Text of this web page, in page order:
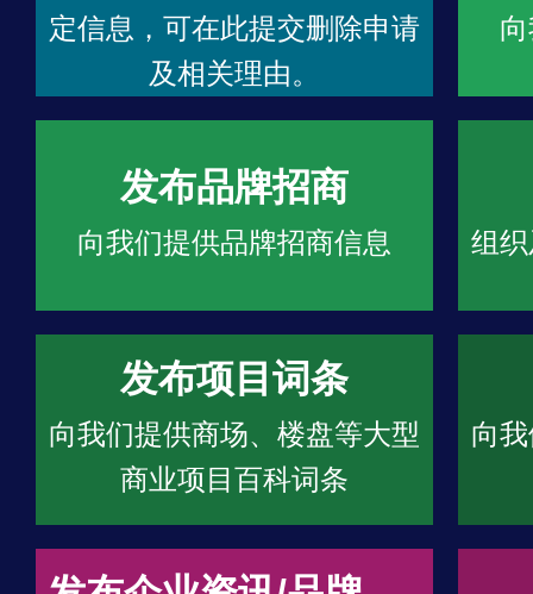
定信息，可在此提交删除申请
及相关理由。
发布品牌招商
向我们提供品牌招商信息 组
发布项目词条
向我们提供商场、楼盘等大型
商业项目百科词条
向